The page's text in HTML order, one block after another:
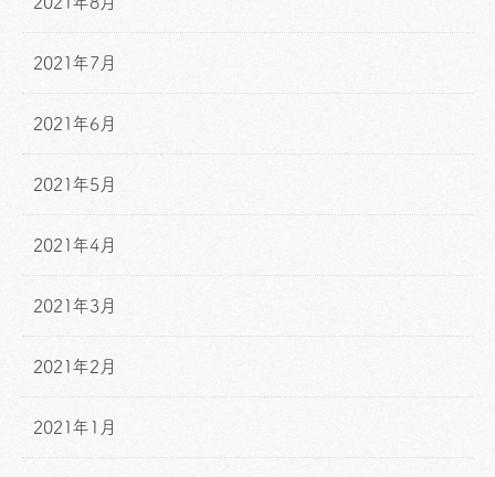
2021年7月
2021年6月
2021年5月
2021年4月
2021年3月
2021年2月
2021年1月